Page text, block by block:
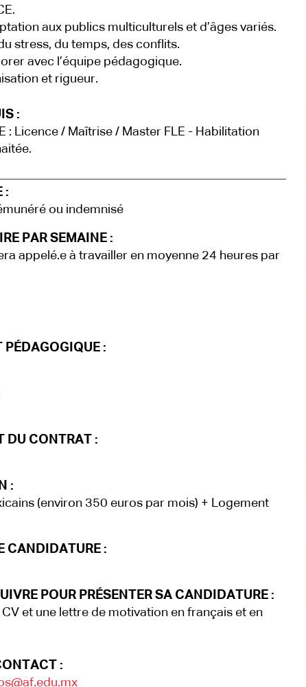
aux publics multiculturels et d’âges variés.
stress, du temps, des conflits.
avec l’équipe pédagogique.
et rigueur.
:
: Licence / Maîtrise / Master FLE - Habilitation
:
ou indemnisé
PAR SEMAINE :
appelé.e à travailler en moyenne 24 heures par
PÉDAGOGIQUE :
DU CONTRAT :
:
(environ 350 euros par mois) + Logement
CANDIDATURE :
POUR PRÉSENTER SA CANDIDATURE :
CV et une lettre de motivation en français et en
: